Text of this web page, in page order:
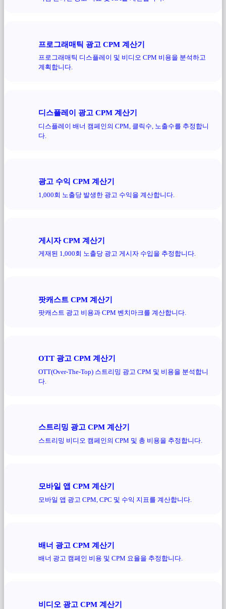
프로그래매틱 광고 CPM 계산기
프로그래매틱 디스플레이 및 비디오 CPM 비용을 분석하고
계획합니다.
디스플레이 광고 CPM 계산기
디스플레이 배너 캠페인의 CPM, 클릭수, 노출수를 추정합니
다.
광고 수익 CPM 계산기
1,000회 노출당 발생한 광고 수익을 계산합니다.
게시자 CPM 계산기
게재된 1,000회 노출당 광고 게시자 수입을 추정합니다.
팟캐스트 CPM 계산기
팟캐스트 광고 비용과 CPM 벤치마크를 계산합니다.
OTT 광고 CPM 계산기
OTT(Over-The-Top) 스트리밍 광고 CPM 및 비용을 분석합니
다.
스트리밍 광고 CPM 계산기
스트리밍 비디오 캠페인의 CPM 및 총 비용을 추정합니다.
모바일 앱 CPM 계산기
모바일 앱 광고 CPM, CPC 및 수익 지표를 계산합니다.
배너 광고 CPM 계산기
배너 광고 캠페인 비용 및 CPM 요율을 추정합니다.
비디오 광고 CPM 계산기